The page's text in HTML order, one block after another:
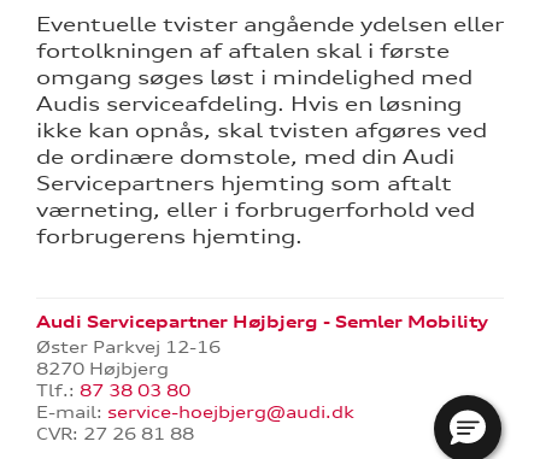
Eventuelle tvister angående ydelsen eller
fortolkningen af aftalen skal i første
omgang søges løst i mindelighed med
Audis serviceafdeling. Hvis en løsning
ikke kan opnås, skal tvisten afgøres ved
de ordinære domstole, med din Audi
Servicepartners hjemting som aftalt
værneting, eller i forbrugerforhold ved
forbrugerens hjemting.
Audi Servicepartner Højbjerg - Semler Mobility
Øster Parkvej 12-16
8270 Højbjerg
Tlf.: 87 38 03 80
E-mail: service-hoejbjerg@audi.dk
CVR: 27 26 81 88